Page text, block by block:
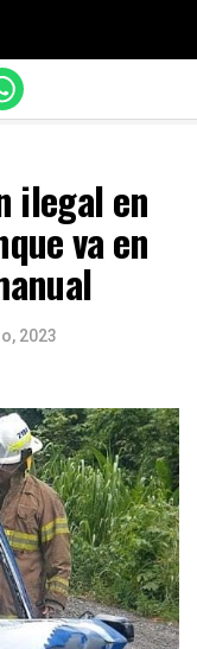
ilegal en
va en
2023